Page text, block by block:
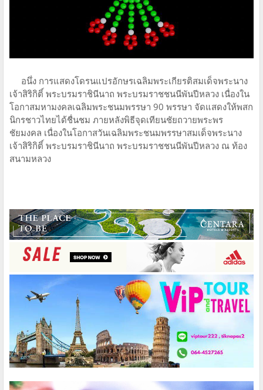
อนึ่ง การแสดงโดรนแปรอักษรเฉลิมพระเกียรติสมเด็จพระนาง
เจ้าสิริกิติ์ พระบรมราชินีนาถ พระบรมราชชนนีพันปีหลวง เนื่องใน
โอกาสมหามงคลเฉลิมพระชนมพรรษา 90 พรรษา จัดแสดงให้พสก
นิกรชาวไทยได้ชื่นชม ภายหลังพิธีจุดเทียนชัยถวายพระพร
ชัยมงคล เนื่องในโอกาสวันเฉลิมพระชนมพรรษาสมเด็จพระนาง
เจ้าสิริกิติ์ พระบรมราชินีนาถ พระบรมราชชนนีพันปีหลวง ณ ท้อง
สนามหลวง